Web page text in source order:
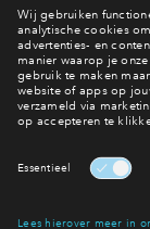
Dit privacy
2026 en is
(Versie 3.3)
Hiermee blijf je